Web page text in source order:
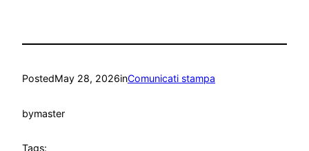
PostedMay 28, 2026inComunicati stampa
bymaster
Tags: